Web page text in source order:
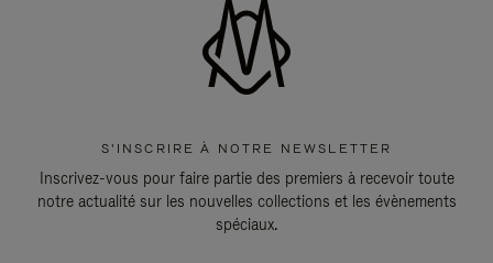
S'INSCRIRE À NOTRE NEWSLETTER
Inscrivez-vous pour faire partie des premiers à recevoir toute
notre actualité sur les nouvelles collections et les évènements
spéciaux.